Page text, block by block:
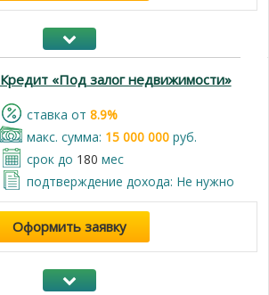
Кредит «Под залог недвижимости»
cтавка от 8.9%
макс. сумма: 15 000 000руб.
срок до 180 мес
подтверждение дохода: Не нужно
Оформить заявку